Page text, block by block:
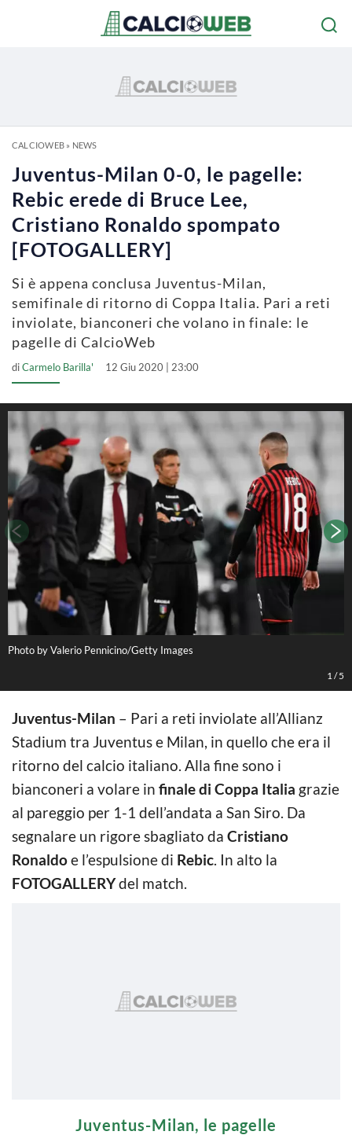
CALCIOWEB» NEWS
Juventus-Milan 0-0, le pagelle:
Rebic erede di Bruce Lee,
Cristiano Ronaldo spompato
[FOTOGALLERY]
Si è appena conclusa Juventus-Milan,
semifinale di ritorno di Coppa Italia. Pari a reti
inviolate, bianconeri che volano in finale: le
pagelle di CalcioWeb
diCarmelo Barilla' 12 Giu 2020 | 23:00
Photo by Valerio Pennicino/Getty Images
1 /5
Juventus-Milan – Pari a reti inviolate all’Allianz
Stadium tra Juventus e Milan, in quello che era il
ritorno del calcio italiano. Alla fine sono i
bianconeri a volare in finale di Coppa Italia grazie
al pareggio per 1-1 dell’andata a San Siro. Da
segnalare un rigore sbagliato da Cristiano
Ronaldoe l’espulsione di Rebic. In alto la
FOTOGALLERYdel match.
Juventus-Milan, le pagelle